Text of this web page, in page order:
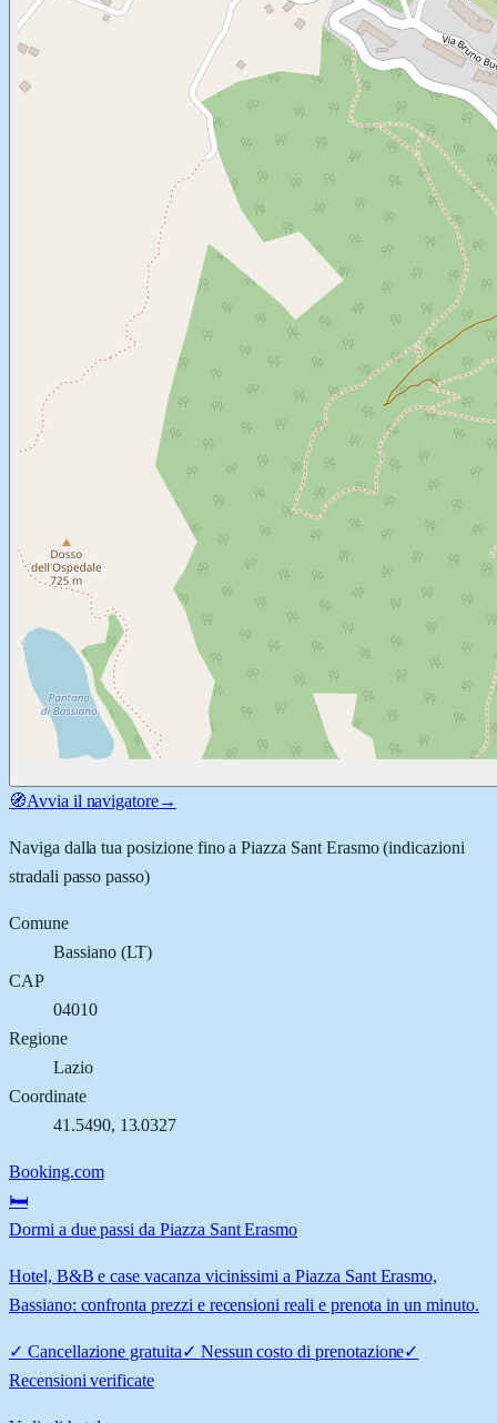
🧭Avvia il navigatore→
Naviga dalla tua posizione fino aPiazza Sant Erasmo(indicazioni
stradali passo passo)
Comune
Bassiano(LT)
CAP
04010
Regione
Lazio
Coordinate
41.5490, 13.0327
Booking.com
🛏️
Dormi a due passi da Piazza Sant Erasmo
Hotel, B&B e case vacanza vicinissimi a Piazza Sant Erasmo,
Bassiano: confronta prezzi e recensioni reali e prenota in un minuto.
✓ Cancellazione gratuita✓ Nessun costo di prenotazione✓
Recensioni verificate